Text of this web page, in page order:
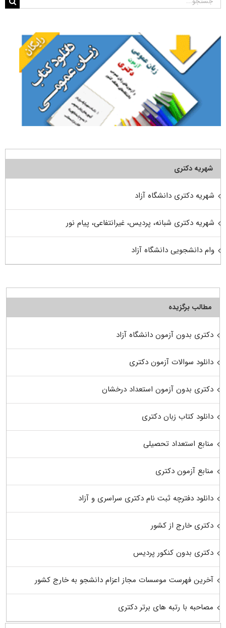
شهریه دکتری
شهریه دکتری دانشگاه آزاد
شهریه دکتری شبانه، پردیس، غیرانتفاعی، پیام نور
وام دانشجویی دانشگاه آزاد
مطالب برگزیده
دکتری بدون آزمون دانشگاه آزاد
دانلود سوالات آزمون دکتری
دکتری بدون آزمون استعداد درخشان
دانلود کتاب زبان دکتری
منابع استعداد تحصیلی
منابع آزمون دکتری
دانلود دفترچه ثبت نام دکتری سراسری و آزاد
دکتری خارج از کشور
دکتری بدون کنکور پردیس
آخرین فهرست موسسات مجاز اعزام دانشجو به خارج کشور
مصاحبه با رتبه های برتر دکتری